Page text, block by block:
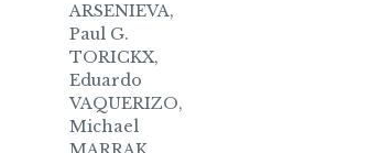
ARSENIEVA,
Paul G.
TORICKX,
Eduardo
VAQUERIZO,
Michael